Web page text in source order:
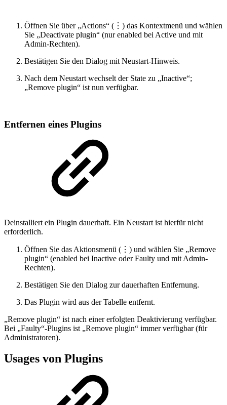
Öffnen Sie über „Actions“ (⋮) das Kontextmenü und wählen
Sie „Deactivate plugin“ (nur enabled bei Active und mit
Admin-Rechten).
Bestätigen Sie den Dialog mit Neustart-Hinweis.
Nach dem Neustart wechselt der State zu „Inactive“;
„Remove plugin“ ist nun verfügbar.
Entfernen eines Plugins
Deinstalliert ein Plugin dauerhaft. Ein Neustart ist hierfür nicht
erforderlich.
Öffnen Sie das Aktionsmenü (⋮) und wählen Sie „Remove
plugin“ (enabled bei Inactive oder Faulty und mit Admin-
Rechten).
Bestätigen Sie den Dialog zur dauerhaften Entfernung.
Das Plugin wird aus der Tabelle entfernt.
„Remove plugin“ ist nach einer erfolgten Deaktivierung verfügbar.
Bei „Faulty“-Plugins ist „Remove plugin“ immer verfügbar (für
Administratoren).
Usages von Plugins